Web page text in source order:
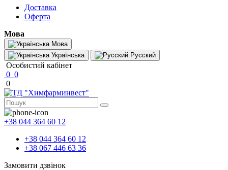
Доставка
Оферта
Мова
Мова
Українська
Русский
Особистий кабінет
0 0
0
+38 044 364 60 12
+38 044 364 60 12
+38 067 446 63 36
Замовити дзвінок